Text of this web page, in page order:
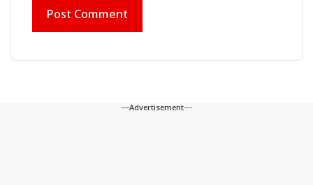
---Advertisement---